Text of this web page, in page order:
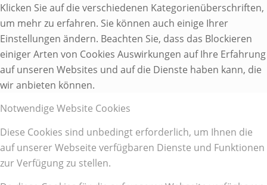
Klicken Sie auf die verschiedenen Kategorienüberschriften,
um mehr zu erfahren. Sie können auch einige Ihrer
Einstellungen ändern. Beachten Sie, dass das Blockieren
einiger Arten von Cookies Auswirkungen auf Ihre Erfahrung
auf unseren Websites und auf die Dienste haben kann, die
wir anbieten können.
Notwendige Website Cookies
Diese Cookies sind unbedingt erforderlich, um Ihnen die
auf unserer Webseite verfügbaren Dienste und Funktionen
zur Verfügung zu stellen.